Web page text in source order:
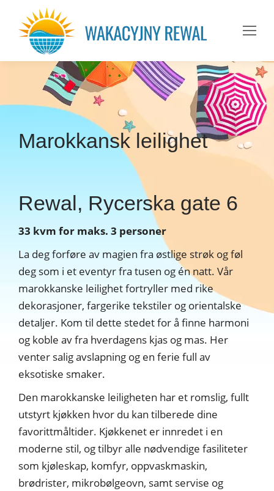
Marokkansk leilighet
Rewal, Rycerska gate 6
33 kvm for maks. 3 personer
La deg forføre av magien fra østlige strøk og føl
deg som i et eventyr fra tusen og én natt. Vår
marokkanske leilighet fortryller med rike
dekorasjoner, fargerike tekstiler og orientalske
detaljer. Kom til dette stedet for å finne harmoni
og koble av fra hverdagens kjas og mas. Her
venter salig avslapning og en ferie full av
eksotiske smaker.
Den marokkanske leiligheten har et romslig, fullt
utstyrt kjøkken hvor du kan tilberede dine
favorittmåltider. Kjøkkenet er innredet i en
moderne stil, og tilbyr alle nødvendige fasiliteter
som kjøleskap, komfyr, oppvaskmaskin,
brødrister, mikrobølgeovn, samt servise og